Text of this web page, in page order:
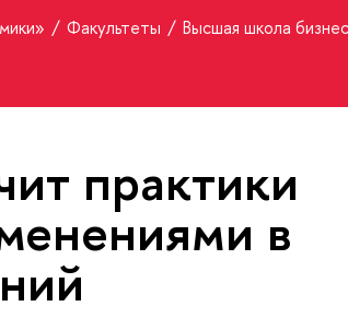
Факультеты Высшая школа
практики
в